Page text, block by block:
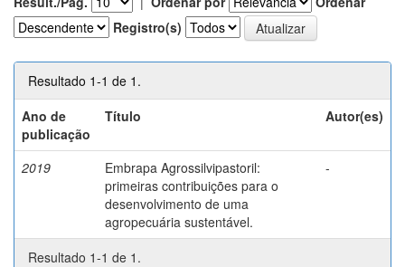
Registro(s)
Resultado 1-1 de 1.
Ano de
publicação
Título Autor(es)
2019
Embrapa Agrossilvipastoril:
primeiras contribuições para o
desenvolvimento de uma
agropecuária sustentável.
-
Resultado 1-1 de 1.